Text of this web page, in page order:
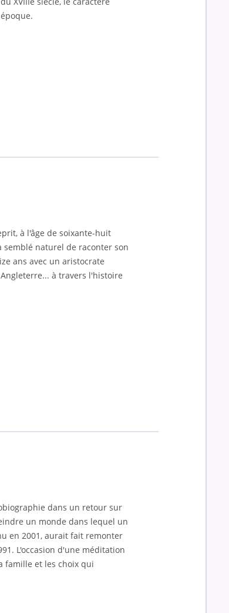
à l'âge de soixante-huit
naturel de raconter son
ans avec un aristocrate
à travers l'histoire
dans un retour sur
un monde dans lequel un
en 2001, aurait fait remonter
L'occasion d'une méditation
famille et les choix qui